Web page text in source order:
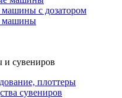
с дозатором
машины
и сувениров
плоттеры
сувениров